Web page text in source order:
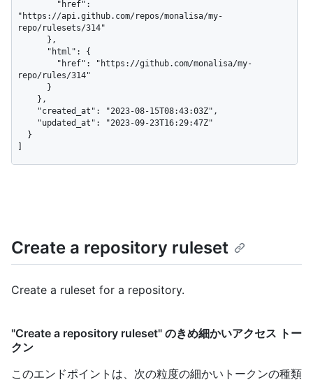
"https://api.github.com/repos/monalisa/my-
repo/rulesets/314"
repo/rules/314"
Create a repository ruleset
Create a ruleset for a repository.
"Create a repository ruleset" のきめ細かいアクセス トー
クン
このエンドポイントは、次の粒度の細かいトークンの種類